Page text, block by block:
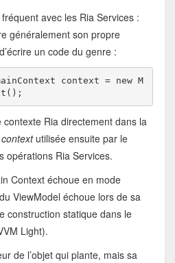
avec les Ria Services :
généralement son propre
un code du genre :
context = new M
contexte Ria directement dans la
contextutilisée ensuite par le
opérations Ria Services.
Context échoue en mode
ViewModel échoue lors de sa
construction statique dans le
Light).
de l’objet qui plante, mais sa